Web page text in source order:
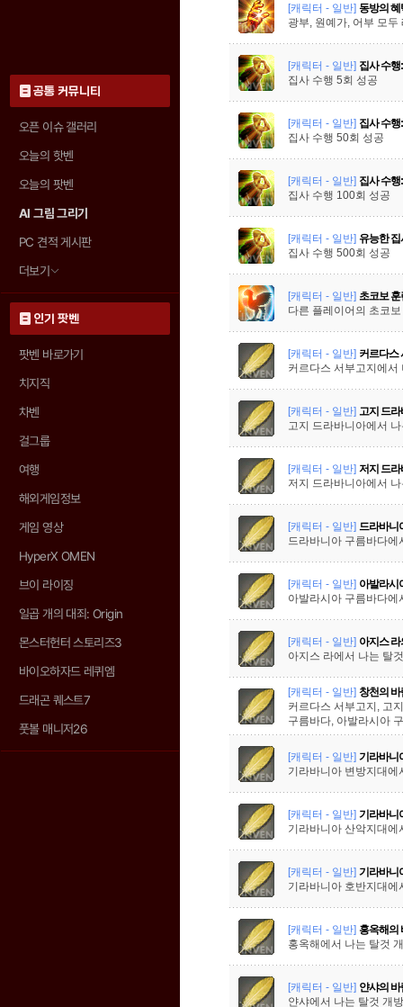
공통 커뮤니티
오픈 이슈 갤러리
오늘의 핫벤
오늘의 팟벤
AI 그림 그리기
PC 견적 게시판
더보기
인기 팟벤
팟벤 바로가기
치지직
차벤
걸그룹
여행
해외게임정보
게임 영상
HyperX OMEN
브이 라이징
일곱 개의 대죄: Origin
몬스터헌터 스토리즈3
바이오하자드 레퀴엠
드래곤 퀘스트7
풋볼 매니저26
[캐릭터 - 일반] 동방의 혜
광부, 원예가, 어부 모두
[캐릭터 - 일반] 집사 수행
집사 수행 5회 성공
[캐릭터 - 일반] 집사 수행
집사 수행 50회 성공
[캐릭터 - 일반] 집사 수행
집사 수행 100회 성공
[캐릭터 - 일반] 유능한
집사 수행 500회 성공
[캐릭터 - 일반] 초코보 훈
다른 플레이어의 초코
[캐릭터 - 일반] 커르다스
커르다스 서부고지에서
[캐릭터 - 일반] 고지 드라
고지 드라바니아에서
[캐릭터 - 일반] 저지 드라
저지 드라바니아에서
[캐릭터 - 일반] 드라바니
드라바니아 구름바다에
[캐릭터 - 일반] 아발라시
아발라시아 구름바다에
[캐릭터 - 일반] 아지스
아지스 라에서 나는 탈
[캐릭터 - 일반] 창천의 바
커르다스 서부고지, 고
구름바다, 아발라시아
[캐릭터 - 일반] 기라바니
기라바니아 변방지대에
[캐릭터 - 일반] 기라바니
기라바니아 산악지대에
[캐릭터 - 일반] 기라바니
기라바니아 호반지대에
[캐릭터 - 일반] 홍옥해의
홍옥해에서 나는 탈것
[캐릭터 - 일반] 얀샤의
얀샤에서 나는 탈것 개방